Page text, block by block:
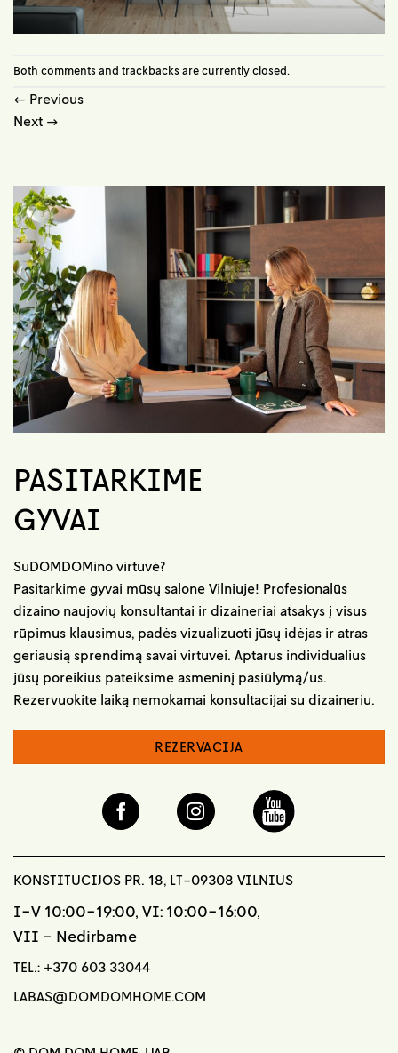
Both comments and trackbacks are currently closed.
← Previous
Next →
PASITARKIME
GYVAI
SuDOMDOMino virtuvė?
Pasitarkime gyvai mūsų salone Vilniuje! Profesionalūs
dizaino naujovių konsultantai ir dizaineriai atsakys į visus
rūpimus klausimus, padės vizualizuoti jūsų idėjas ir atras
geriausią sprendimą savai virtuvei. Aptarus individualius
jūsų poreikius pateiksime asmeninį pasiūlymą/us.
Rezervuokite laiką nemokamai konsultacijai su dizaineriu.
REZERVACIJA
KONSTITUCIJOS PR. 18, LT-09308 VILNIUS
I-V 10:00-19:00, VI: 10:00-16:00,
VII - Nedirbame
TEL.: +370 603 33044
LABAS@DOMDOMHOME.COM